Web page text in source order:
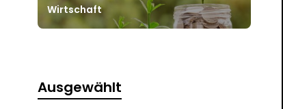
Wirtschaft
Ausgewählt